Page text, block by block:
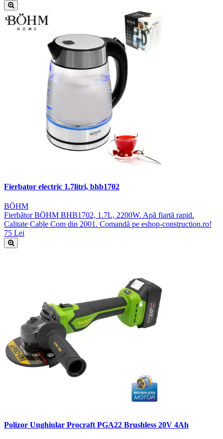
Fierbator electric 1.7litri, bhb1702
BÖHM
Fierbător BÖHM BHB1702, 1.7L, 2200W. Apă fiartă rapid.
Calitate Cable Com din 2001. Comandă pe eshop-construction.ro!
75 Lei
Polizor Unghiular Procraft PGA22 Brushless 20V 4Ah